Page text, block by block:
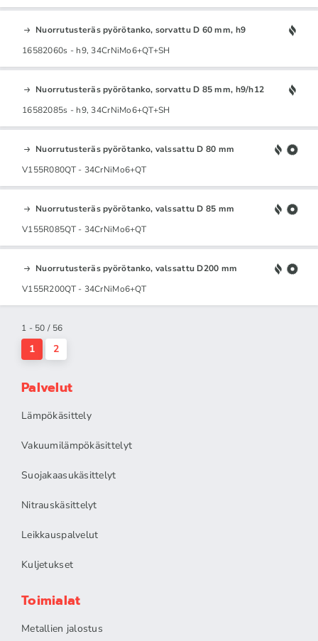
Nuorrutusteräs pyörötanko, sorvattu D 60 mm, h9
16582060s - h9, 34CrNiMo6+QT+SH
Nuorrutusteräs pyörötanko, sorvattu D 85 mm, h9/h12
16582085s - h9, 34CrNiMo6+QT+SH
Nuorrutusteräs pyörötanko, valssattu D 80 mm
V155R080QT - 34CrNiMo6+QT
Nuorrutusteräs pyörötanko, valssattu D 85 mm
V155R085QT - 34CrNiMo6+QT
Nuorrutusteräs pyörötanko, valssattu D200 mm
V155R200QT - 34CrNiMo6+QT
1 - 50 / 56
1 2
Palvelut
Lämpökäsittely
Vakuumilämpökäsittelyt
Suojakaasukäsittelyt
Nitrauskäsittelyt
Leikkauspalvelut
Kuljetukset
Toimialat
Metallien jalostus